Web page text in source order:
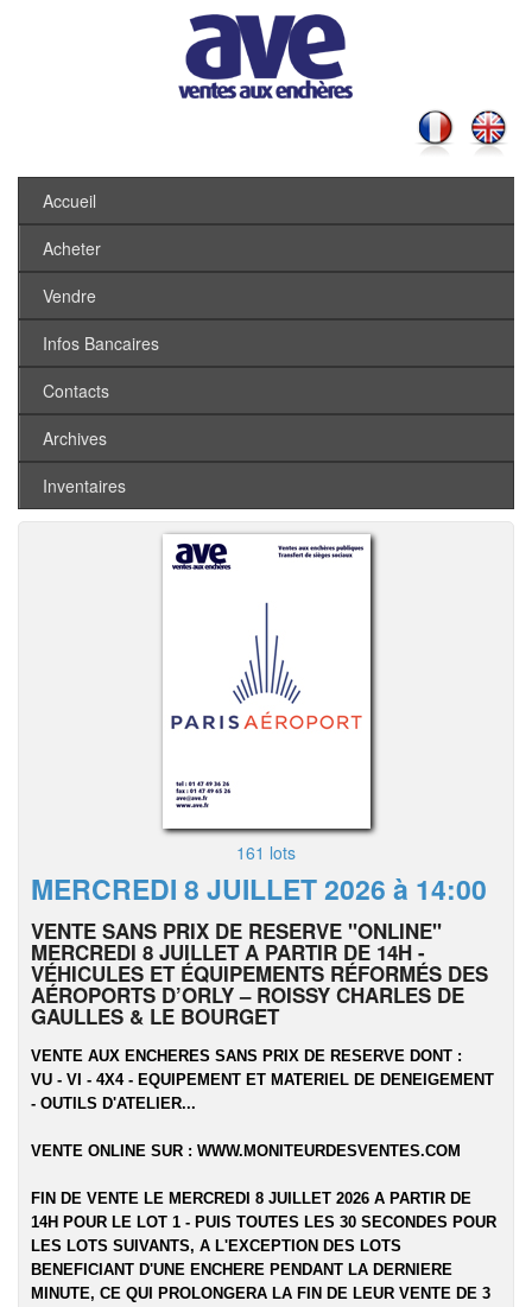
Accueil
Acheter
Vendre
Infos Bancaires
Contacts
Archives
Inventaires
161 lots
MERCREDI 8 JUILLET 2026 à 14:00
VENTE SANS PRIX DE RESERVE "ONLINE"
MERCREDI 8 JUILLET A PARTIR DE 14H -
VÉHICULES ET ÉQUIPEMENTS RÉFORMÉS DES
AÉROPORTS D’ORLY – ROISSY CHARLES DE
GAULLES & LE BOURGET
VENTE AUX ENCHERES SANS PRIX DE RESERVE DONT :
VU - VI - 4X4 - EQUIPEMENT ET MATERIEL DE DENEIGEMENT
- OUTILS D'ATELIER...
VENTE ONLINE SUR : WWW.MONITEURDESVENTES.COM
FIN DE VENTE LE MERCREDI 8 JUILLET 2026 A PARTIR DE
14H POUR LE LOT 1 - PUIS TOUTES LES 30 SECONDES POUR
LES LOTS SUIVANTS, A L'EXCEPTION DES LOTS
BENEFICIANT D'UNE ENCHERE PENDANT LA DERNIERE
MINUTE, CE QUI PROLONGERA LA FIN DE LEUR VENTE DE 3